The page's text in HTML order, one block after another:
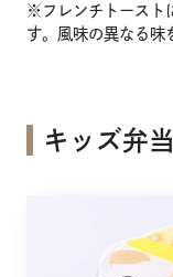
※フレンチトースト
す。風味の異なる味
キッズ弁